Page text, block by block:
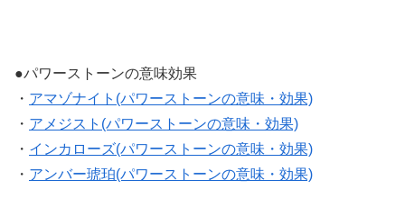
●パワーストーンの意味効果
・ アマゾナイト(パワーストーンの意味・効果)
・ アメジスト(パワーストーンの意味・効果)
・ インカローズ(パワーストーンの意味・効果)
・ アンバー琥珀(パワーストーンの意味・効果)